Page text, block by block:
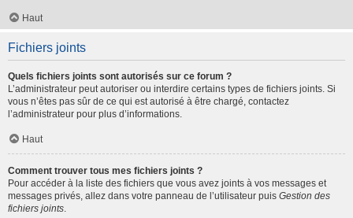
Haut
Fichiers joints
Quels fichiers joints sont autorisés sur ce forum ?
L’administrateur peut autoriser ou interdire certains types de fichiers joints. Si
vous n’êtes pas sûr de ce qui est autorisé à être chargé, contactez
l’administrateur pour plus d’informations.
Haut
Comment trouver tous mes fichiers joints ?
Pour accéder à la liste des fichiers que vous avez joints à vos messages et
messages privés, allez dans votre panneau de l’utilisateur puis Gestion des
fichiers joints